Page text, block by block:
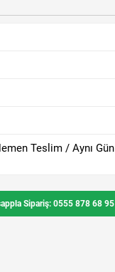
Teslim / Aynı Gün
Sipariş: 0555 878 68 95